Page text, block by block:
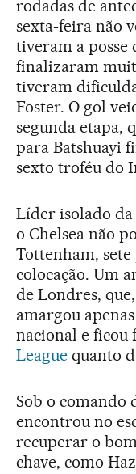
rodadas de
sexta-feira não
tiveram a posse
finalizaram
tiveram
Foster. O gol
segunda etapa,
para Batshuayi
sexto troféu do
Líder isolado da
o Chelsea não
Tottenham,
colocação. Um
de Londres,
amargou
nacional e
Leaguequanto
Sob o comando
encontrou no
recuperar o
chave, como